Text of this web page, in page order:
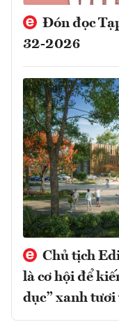
Đón đọc
32-2026
Chủ tịch
là cơ hội để
dục” xanh tươi